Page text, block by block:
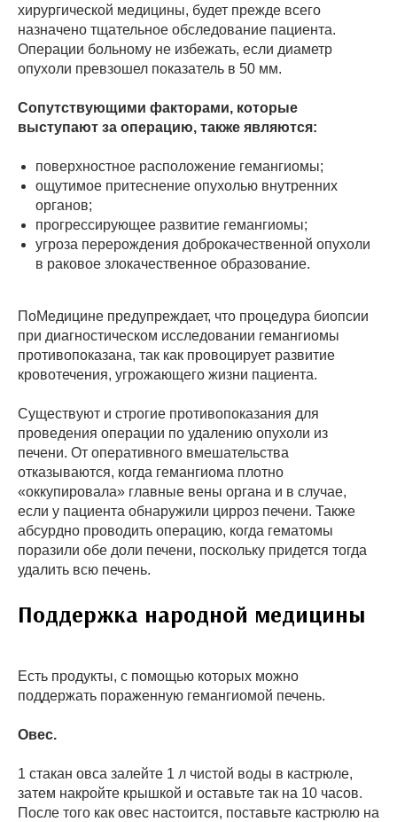
хирургической медицины, будет прежде всего
назначено тщательное обследование пациента.
Операции больному не избежать, если диаметр
опухоли превзошел показатель в 50 мм.
Сопутствующими факторами, которые
выступают за операцию, также являются:
поверхностное расположение гемангиомы;
ощутимое притеснение опухолью внутренних
органов;
прогрессирующее развитие гемангиомы;
угроза перерождения доброкачественной опухоли
в раковое злокачественное образование.
ПоМедицине предупреждает, что процедура биопсии
при диагностическом исследовании гемангиомы
противопоказана, так как провоцирует развитие
кровотечения, угрожающего жизни пациента.
Существуют и строгие противопоказания для
проведения операции по удалению опухоли из
печени. От оперативного вмешательства
отказываются, когда гемангиома плотно
«оккупировала» главные вены органа и в случае,
если у пациента обнаружили цирроз печени. Также
абсурдно проводить операцию, когда гематомы
поразили обе доли печени, поскольку придется тогда
удалить всю печень.
Поддержка народной медицины
Есть продукты, с помощью которых можно
поддержать пораженную гемангиомой печень.
Овес.
1 стакан овса залейте 1 л чистой воды в кастрюле,
затем накройте крышкой и оставьте так на 10 часов.
После того как овес настоится, поставьте кастрюлю на